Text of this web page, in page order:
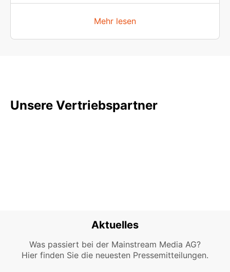
Mehr lesen
Unsere Vertriebspartner
Aktuelles
Was passiert bei der Mainstream Media AG?
Hier finden Sie die neuesten Pressemitteilungen.